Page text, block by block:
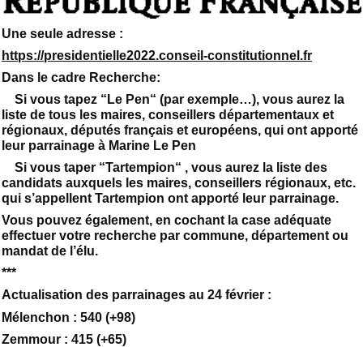
Une seule adresse :
https://presidentielle2022.conseil-constitutionnel.fr
Dans le cadre Recherche:
Si vous tapez “Le Pen“ (par exemple…), vous aurez la
liste de tous les maires, conseillers départementaux et
régionaux, députés français et européens, qui ont apporté
leur parrainage à Marine Le Pen
Si vous taper “Tartempion“ , vous aurez la liste des
candidats auxquels les maires, conseillers régionaux, etc.
qui s’appellent Tartempion ont apporté leur parrainage.
Vous pouvez également, en cochant la case adéquate
effectuer votre recherche par commune, département ou
mandat de l’élu.
***
Actualisation des parrainages au 24 février :
Mélenchon : 540 (+98)
Zemmour : 415 (+65)